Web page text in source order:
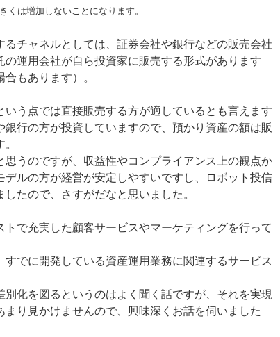
は増加しないことになります。
チャネルとしては、証券会社や銀行などの販売会社
運用会社が自ら投資家に販売する形式があります
もあります）。
う点では直接販売する方が適しているとも言えます
行の方が投資していますので、預かり資産の額は販
うのですが、収益性やコンプライアンス上の観点か
ルの方が経営が安定しやすいですし、ロボット投信
たので、さすがだなと思いました。
で充実した顧客サービスやマーケティングを行って
でに開発している資産運用業務に関連するサービス
化を図るというのはよく聞く話ですが、それを実現
り見かけませんので、興味深くお話を伺いました